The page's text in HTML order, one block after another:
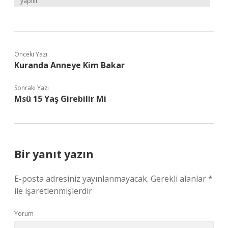
Önceki Yazı
Kuranda Anneye Kim Bakar
Sonraki Yazı
Msü 15 Yaş Girebilir Mi
Bir yanıt yazın
E-posta adresiniz yayınlanmayacak. Gerekli alanlar*
ile işaretlenmişlerdir
Yorum